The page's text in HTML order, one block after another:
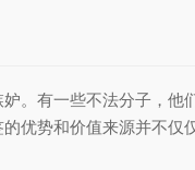
。有一些不法分子，
优势和价值来源并不仅